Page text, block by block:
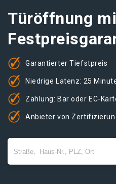
Türöffnung
Garantierter Tiefstpreis
Niedrige Latenz: 25
Zahlung: Bar oder EC-
Anbieter von